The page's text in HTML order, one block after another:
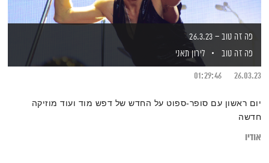
פה זה טוב – 26.3.23
פה זה טוב
לירון תאני
26.03.23
01:29:46
יום ראשון עם סופר-ספוט על החדש של דפש מוד ועוד מוזיקה
חדשה
אודיו